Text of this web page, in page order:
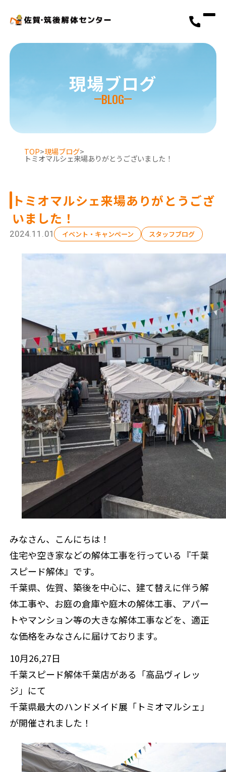
解体工事の流れ
会社概要
施工事例
現場ブログ
補助金情報
お問い合わ
来店予約
現場ブログ
BLOG
TOP>現場ブログ>
トミオマルシェ来場ありがとうございました！
トミオマルシェ来場ありがとうござ
いました！
2024.11.01 イベント・キャンペーン スタッフブログ
みなさん、こんにちは！
住宅や空き家などの解体工事を行っている『千葉
スピード解体』です。
千葉県、佐賀、築後を中心に、建て替えに伴う解
体工事や、お庭の倉庫や庭木の解体工事、アパー
トやマンション等の大きな解体工事などを、適正
な価格をみなさんに届けております。
10月26,27日
千葉スピード解体千葉店がある「高品ヴィレッ
ジ」にて
千葉県最大のハンドメイド展「トミオマルシェ」
が開催されました！